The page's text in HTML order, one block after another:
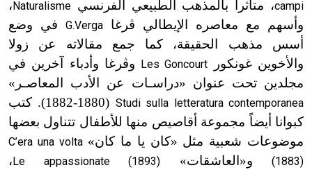
campi، متأثراً بالمذهب الطبيعي الفرنسي Naturalisme ،
وأسهم مع معاصره الإيطالي ڤرغا G.Verga في وضع
أسس مذهب الحقيقة، كما جمع مقالاته عن زولا
والأخوين غونكور Les Goncourt
وڤرغا وأدباء آخرين في
مجلدين تحت عنوان «دراسـات عن الأدب المعاصـر»
Studi sulla letteratura contemporanea
(1880-1882). كتب
كبوانا أيضاً مجموعة أقاصيص منها للأطفال تتناول بعضها
موضوعات شعبية مثل «كان يا ما كان»C’era una volta
(1883) و«العاشقات» Le appassionate (1893) ،